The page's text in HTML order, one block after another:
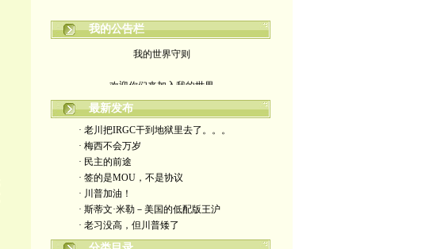
我的公告栏
入场券上面有正义的光源
此生面对严厉又仁慈的一切
轻松一点 我们一起度过暗夜
最新发布
· 老川把IRGC干到地狱里去了。。。
· 梅西不会万岁
· 民主的前途
· 签的是MOU，不是协议
· 川普加油！
· 斯蒂文·米勒－美国的低配版王沪
· 老习没高，但川普矮了